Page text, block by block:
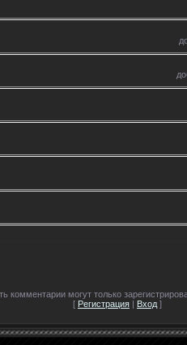
комментарии могут только
[ Регистрация | Вход ]